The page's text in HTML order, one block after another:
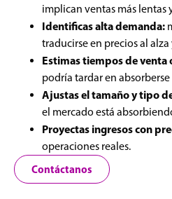
implican ventas más lentas
Identificas alta demanda:
traducirse en precios al
Estimas tiempos de venta
podría tardar en
Ajustas el tamaño y tipo
el mercado está
Proyectas ingresos con
operaciones reales.
Contáctanos